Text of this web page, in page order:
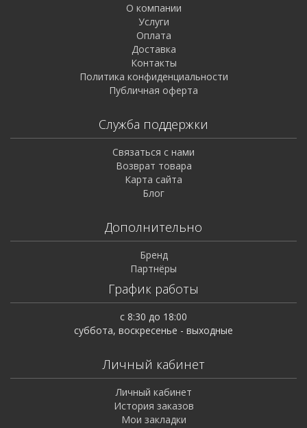
О компании
Услуги
Оплата
Доставка
Контакты
Политика конфиденциальности
Публичная оферта
Служба поддержки
Связаться с нами
Возврат товара
Карта сайта
Блог
Дополнительно
Бренд
Партнёры
График работы
с 8:30 до 18:00
суббота, воскресенье - выходные
Личный кабинет
Личный кабинет
История заказов
Мои закладки